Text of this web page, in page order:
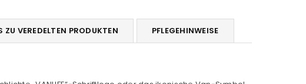
ZU VEREDELTEN PRODUKTEN PFLEGEHINWEISE